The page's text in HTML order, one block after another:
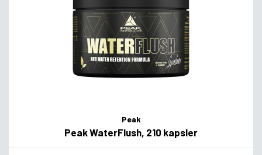
Peak
Peak WaterFlush, 210 kapsler